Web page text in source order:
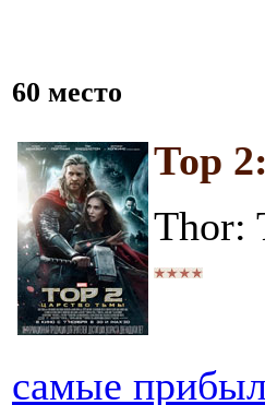
60 место
Тор
Thor:
самые